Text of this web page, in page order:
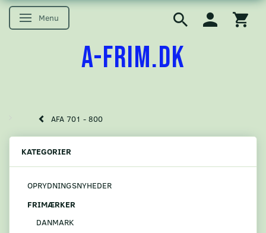
Skifte navigation
Menu
A-FRIM.DK
AFA 701 - 800
KATEGORIER
OPRYDNINGSNYHEDER
FRIMÆRKER
DANMARK